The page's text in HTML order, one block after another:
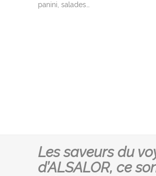
panini, salades…
Les saveurs du
d’ALSALOR, ce